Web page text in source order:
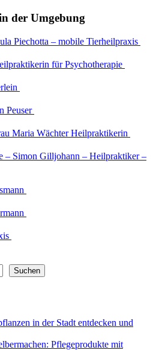
der Umgebung
Piechotta – mobile Tierheilpraxis
für Psychotherapie
Peuser
Maria Wächter Heilpraktikerin
– Simon Gilljohann – Heilpraktiker –
Suchen
in der Stadt entdecken und
Pflegeprodukte mit